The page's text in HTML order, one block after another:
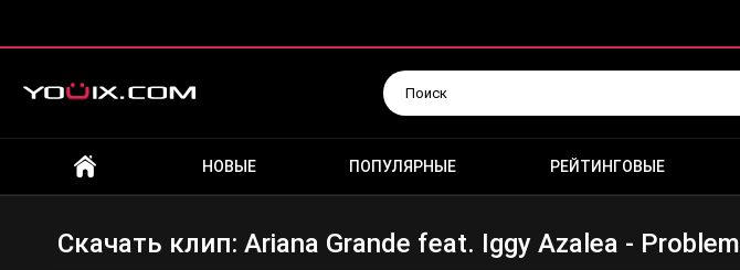
НОВЫЕ ПОПУЛЯРНЫЕ РЕЙТИНГОВЫЕ
Скачать клип: Ariana Grande feat. Iggy Azalea - Problem